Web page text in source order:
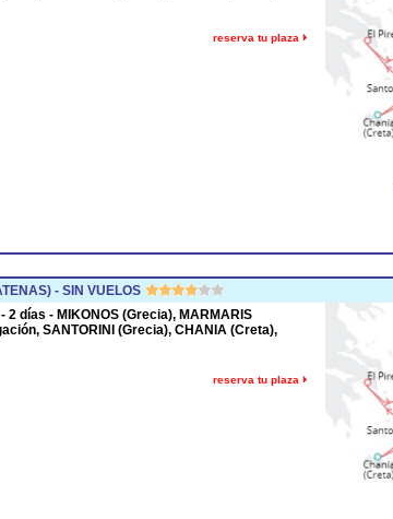
reserva tu plaza
- SIN VUELOS
2 días - MIKONOS (Grecia), MARMARIS
SANTORINI (Grecia), CHANIA (Creta),
reserva tu plaza